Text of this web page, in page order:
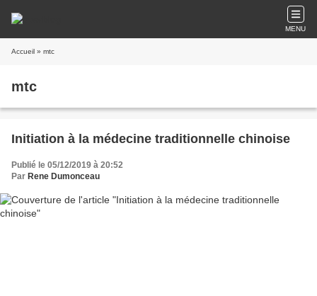
MENU
Accueil » mtc
mtc
Initiation à la médecine traditionnelle chinoise
Publié le 05/12/2019 à 20:52
Par Rene Dumonceau